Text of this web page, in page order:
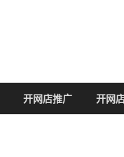
开网店推广 开网